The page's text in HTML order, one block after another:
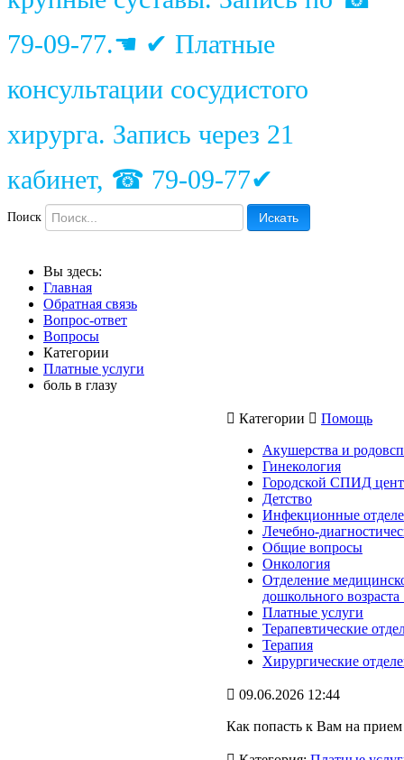
79-09-77.☚ ✔ Платные
консультации сосудистого
хирурга. Запись через 21
кабинет, ☎ 79-09-77✔
Поиск Искать
Вы здесь:
Главная
Обратная связь
Вопрос-ответ
Вопросы
Категории
Платные услуги
боль в глазу
Категории Помощь
Акушерства и
Гинекология
Городской СПИД
Детство
Инфекционные
Лечебно-
Общие вопросы
Онкология
Отделение
дошкольного
Платные услуги
Терапевтические
Терапия
Хирургические
09.06.2026 12:44
Как попасть к Вам на прием